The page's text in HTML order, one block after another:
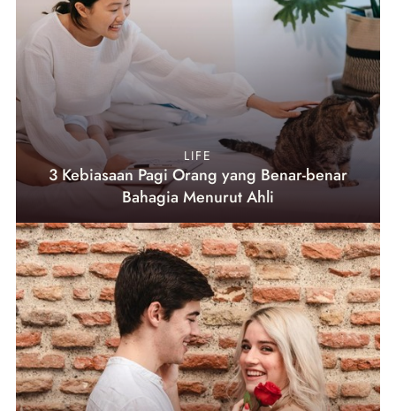
LIFE
3 Kebiasaan Pagi Orang yang Benar-benar
Bahagia Menurut Ahli